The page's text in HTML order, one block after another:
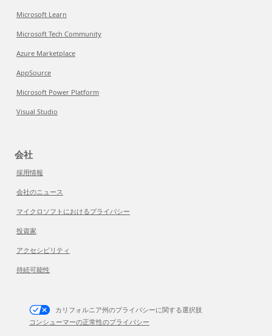
Microsoft Learn
Microsoft Tech Community
Azure Marketplace
AppSource
Microsoft Power Platform
Visual Studio
会社
採用情報
会社のニュース
マイクロソフトにおけるプライバシー
投資家
アクセシビリティ
持続可能性
カリフォルニア州のプライバシーに関する選択肢
コンシューマーの正常性のプライバシー